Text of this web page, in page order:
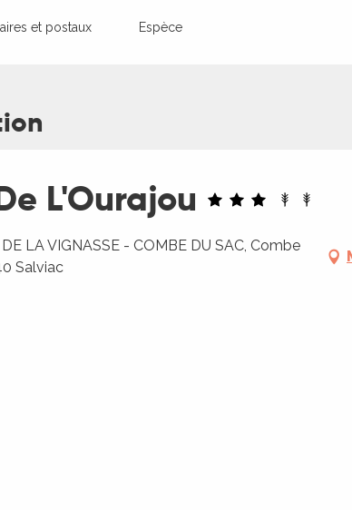
et postaux Espèce
L'Ourajou
LA VIGNASSE - COMBE DU SAC, Combe
Salviac